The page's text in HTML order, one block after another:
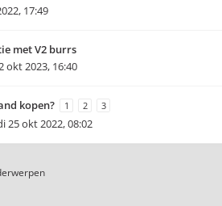
17:49
met V2 burrs
okt 2023, 16:40
kopen? 1 2 3
25 okt 2022, 08:02